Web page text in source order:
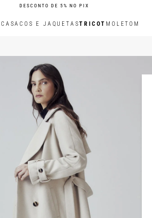
DESCONTO DE 5% NO PIX
CASACOS E JAQUETASTRICOT MOLETOM